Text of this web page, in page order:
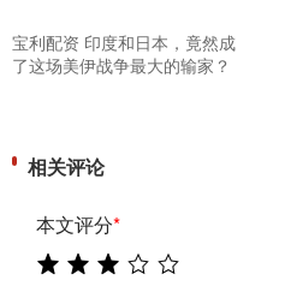
宝利配资 印度和日本，竟然成
了这场美伊战争最大的输家？
相关评论
本文评分*